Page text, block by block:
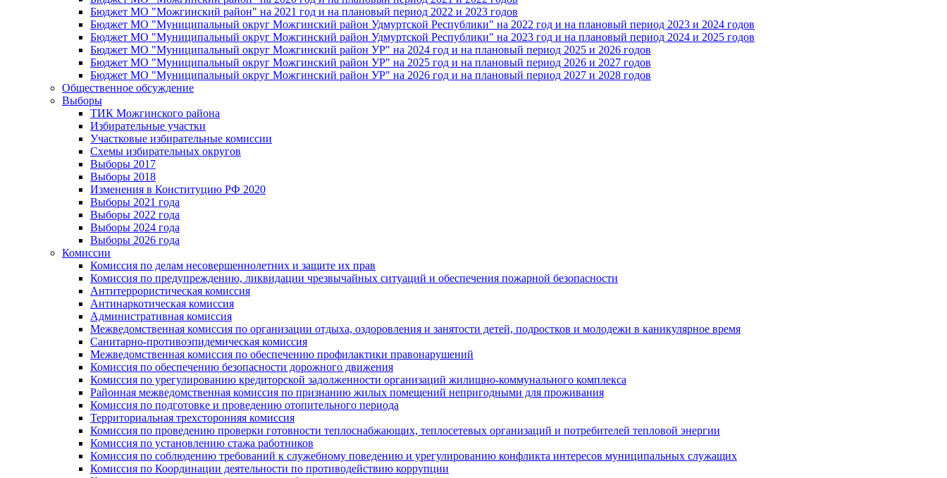
Бюджет МО "Можгинский район" на 2021 год и на плановый период 2022 и 2023 годов
Бюджет МО "Муниципальный округ Можгинский район Удмуртской Республики" на 2022 год и на плановый период 2023 и 2024 годов
Бюджет МО "Муниципальный округ Можгинский район Удмуртской Республики" на 2023 год и на плановый период 2024 и 2025 годов
Бюджет МО "Муниципальный округ Можгинский район УР" на 2024 год и на плановый период 2025 и 2026 годов
Бюджет МО "Муниципальный округ Можгинский район УР" на 2025 год и на плановый период 2026 и 2027 годов
Бюджет МО "Муниципальный округ Можгинский район УР" на 2026 год и на плановый период 2027 и 2028 годов
Общественное обсуждение
Выборы
ТИК Можгинского района
Избирательные участки
Участковые избирательные комиссии
Схемы избирательных округов
Выборы 2017
Выборы 2018
Изменения в Конституцию РФ 2020
Выборы 2021 года
Выборы 2022 года
Выборы 2024 года
Выборы 2026 года
Комиссии
Комиссия по делам несовершеннолетних и защите их прав
Комиссия по предупреждению, ликвидации чрезвычайных ситуаций и обеспечения пожарной безопасности
Антитеррористическая комиссия
Антинаркотическая комиссия
Административная комиссия
Межведомственная комиссия по организации отдыха, оздоровления и занятости детей, подростков и молодежи в каникулярное время
Санитарно-противоэпидемическая комиссия
Межведомственная комиссия по обеспечению профилактики правонарушений
Комиссия по обеспечению безопасности дорожного движения
Комиссия по урегулированию кредиторской задолженности организаций жилищно-коммунального комплекса
Районная межведомственная комиссия по признанию жилых помещений непригодными для проживания
Комиссия по подготовке и проведению отопительного периода
Территориальная трехсторонняя комиссия
Комиссия по проведению проверки готовности теплоснабжающих, теплосетевых организаций и потребителей тепловой энергии
Комиссия по установлению стажа работников
Комиссия по соблюдению требований к служебному поведению и урегулированию конфликта интересов муниципальных служащих
Комиссия по Координации деятельности по противодействию коррупции